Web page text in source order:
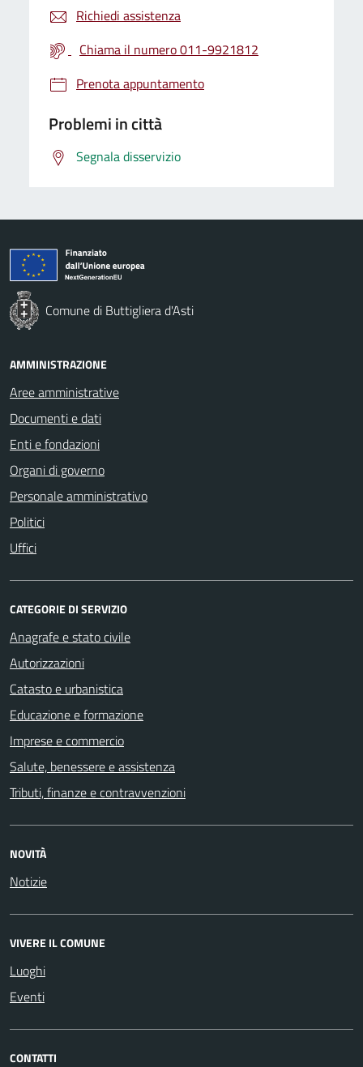
Richiedi assistenza
Chiama il numero 011-9921812
Prenota appuntamento
Problemi in città
Segnala disservizio
Comune di Buttigliera d'Asti
AMMINISTRAZIONE
Aree amministrative
Documenti e dati
Enti e fondazioni
Organi di governo
Personale amministrativo
Politici
Uffici
CATEGORIE DI SERVIZIO
Anagrafe e stato civile
Autorizzazioni
Catasto e urbanistica
Educazione e formazione
Imprese e commercio
Salute, benessere e assistenza
Tributi, finanze e contravvenzioni
NOVITÀ
Notizie
VIVERE IL COMUNE
Luoghi
Eventi
CONTATTI